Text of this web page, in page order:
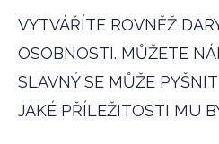
VYTVÁŘÍTE ROVNĚŽ
OSOBNOSTI. MŮŽETE
SLAVNÝ SE MŮŽE
JAKÉ PŘÍLEŽITOSTI MU